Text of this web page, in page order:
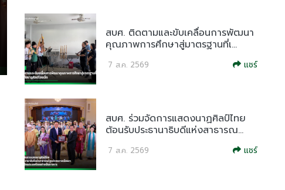
สบศ. ติดตามและขับเคลื่อนการพัฒนา
คุณภาพการศึกษาสู่มาตรฐานที่เ...
7 ส.ค. 2569 แชร์
สบศ. ร่วมจัดการแสดงนาฏศิลป์ไทย
ต้อนรับประธานาธิบดีแห่งสาธารณ...
7 ส.ค. 2569 แชร์